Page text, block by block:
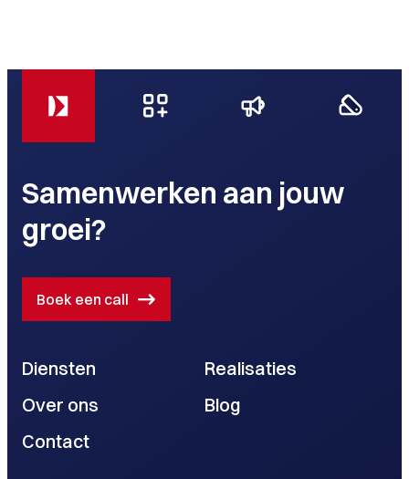
Samenwerken aan jouw
groei?
Boek een call
Diensten
Realisaties
Over ons
Blog
Contact